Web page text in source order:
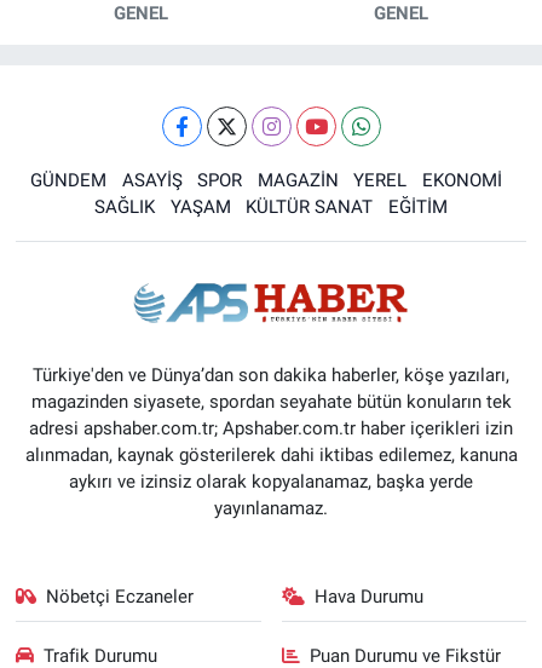
GENEL GENEL
GÜNDEM ASAYİŞ SPOR MAGAZİN YEREL
EKONOMİ
SAĞLIK
YAŞAM KÜLTÜR SANAT EĞİTİM
Türkiye'den ve Dünya’dan son dakika haberler, köşe yazıları,
magazinden siyasete, spordan seyahate bütün konuların tek
adresi apshaber.com.tr; Apshaber.com.tr haber içerikleri izin
alınmadan, kaynak gösterilerek dahi iktibas edilemez, kanuna
aykırı ve izinsiz olarak kopyalanamaz, başka yerde
yayınlanamaz.
Nöbetçi Eczaneler Hava Durumu
Trafik Durumu Puan Durumu ve Fikstür